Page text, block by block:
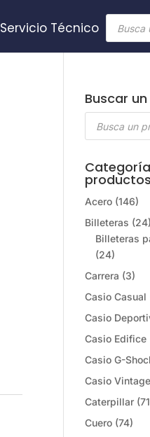
Servicio Técnico de
Buscar
Búsqueda
productos
Acero (146)
Billeteras (24)
Billeteras
(24)
Carrera (3)
Casio Casual
Casio
Casio Edifice
Casio G-
Casio Vintage
Caterpillar
Cuero (74)